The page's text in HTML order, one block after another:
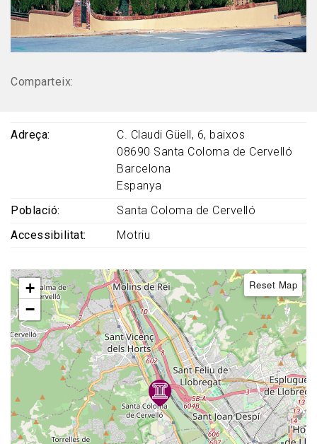
Comparteix:
Adreça
C. Claudi Güell, 6, baixos
08690 Santa Coloma de Cervelló
Barcelona
Espanya
Població
Santa Coloma de Cervelló
Accessibilitat
Motriu
+
−
Reset Map